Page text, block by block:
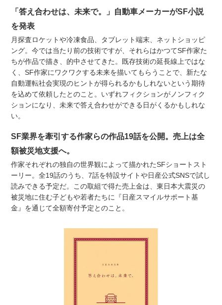
「答え合わせは、未来で。」自動車メーカーがSF小説
を発表
月探査ロケットや冷凍食品、タブレット端末、ネットショッピ
ング。今では当たり前の技術ですが、それらはかつてSF作家た
ちが作品で描き、的中させてきた。既存技術の延長線上ではな
く、SF作家にワクワクする未来を描いてもらうことで、新たな
自動運転社会実現のヒントが得られるかもしれないという期待
を込めて依頼したとのこと。いずれフィクションがノンフィク
ションになり、未来で答え合わせができる日がくるかもしれな
い。
SF業界を牽引する作家らの作品19話を公開。売上は全
額被災地支援へ。
作家それぞれの独自の世界観によって描かれたSFショートスト
ーリー。全19話のうち、7話を特設サイトや日産公式SNSで試し
読みできる予定だ。この取組で得た売上金は、東日本大震災の
被災地に住む子どもや若者たちに『日産スマイルサポート基
金』を通じて全額寄付予定とのこと。